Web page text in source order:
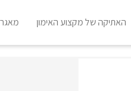
האתיקה של מקצוע האימון